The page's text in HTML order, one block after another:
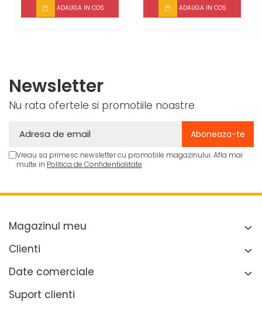
ADAUGA IN COS ADAUGA IN COS
Newsletter
Nu rata ofertele si promotiile noastre
Vreau sa primesc newsletter cu promotiile magazinului. Afla mai
multe in Politica de Confidentialitate
Magazinul meu
Clienti
Date comerciale
Suport clienti